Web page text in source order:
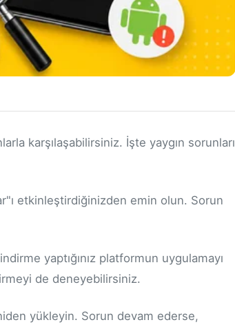
karşılaşabilirsiniz. İşte yaygın sorunları
etkinleştirdiğinizden emin olun. Sorun
yaptığınız platformun uygulamayı
de deneyebilirsiniz.
yükleyin. Sorun devam ederse,